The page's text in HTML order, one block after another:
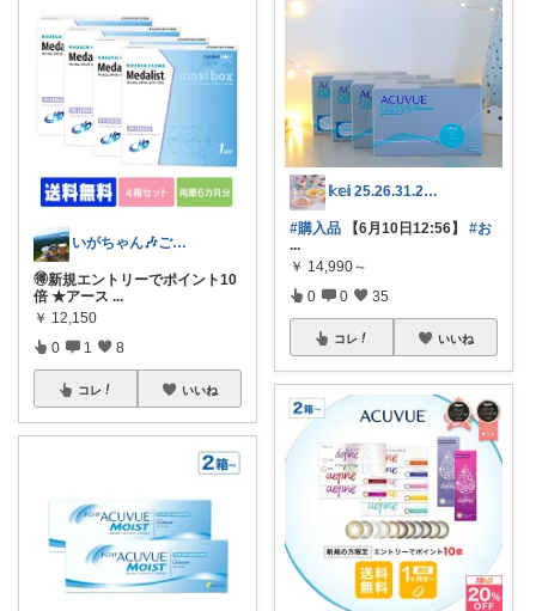
いがちゃん🎶ご購入感謝です🎶
🉐新規エントリーでポイント10
倍 ★アース ...
￥ 12,150
0 1 8
コレ いいね
𝕜𝕖𝕚 25.26.31.2日💓
#購入品 【6月10日12:56】 #お
...
￥ 14,990～
0 0 35
コレ いいね